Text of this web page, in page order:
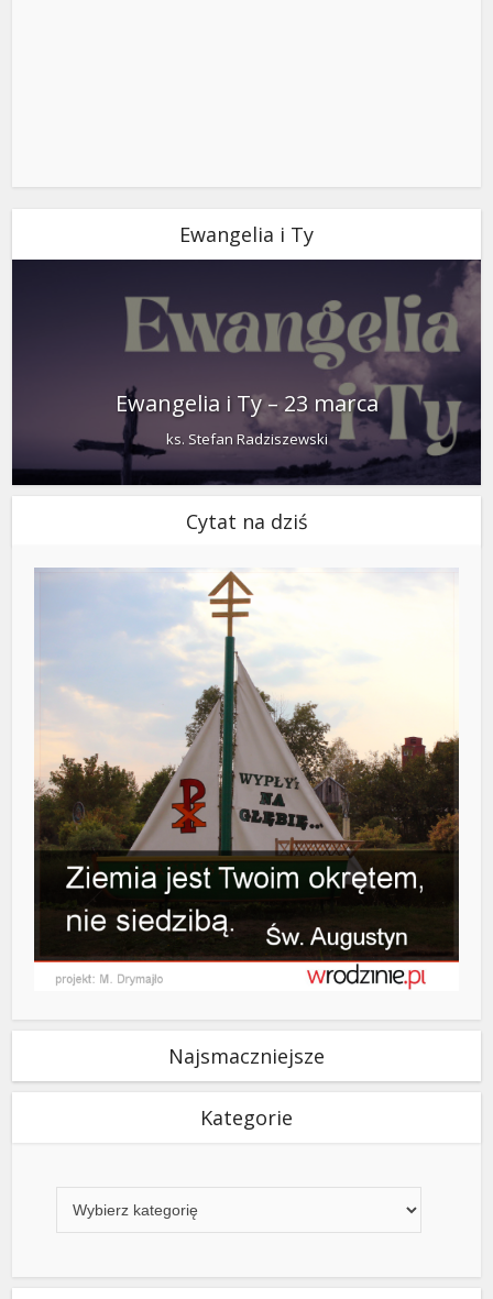
Ewangelia i Ty
Ewangelia i Ty – 23 marca
ks. Stefan Radziszewski
Cytat na dziś
Najsmaczniejsze
Kategorie